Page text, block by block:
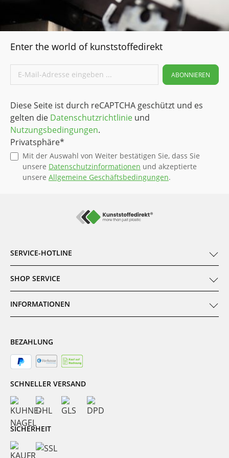
Hilfst du bei der Werkstoffauswahl?
Ja. Sende Zeichnung, Foto oder Einsatzdaten. Wir
empfehlen dir einen passenden Werkstoff und
Du willst den passenden Werkstoff ohne Trial and
Error?Sende deine technische Anfrage oder
Zeichnung. Wir geben dir eine klare Empfehlung und
setzen Zuschnitt oder CNC Teil direkt um.
Enter the world of kunststoffedirekt
ABONNIEREN
Diese Seite ist durch reCAPTCHA geschützt und es
gelten die Datenschutzrichtlinie und
Nutzungsbedingungen.
Privatsphäre*
Mit der Auswahl von Weiter bestätigen Sie, dass Sie
unsere Datenschutzinformationen und akzeptierte
unsere Allgemeine Geschäftsbedingungen.
SERVICE-HOTLINE
SHOP SERVICE
INFORMATIONEN
BEZAHLUNG
SCHNELLER VERSAND
SICHERHEIT